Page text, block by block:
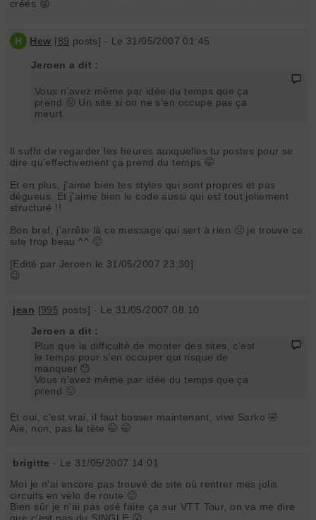
créés 😜
H Hew [89 posts] - Le 31/05/2007 01:45
Jeroen a dit :
Vous n'avez même par idée du temps que ça
prend 🤢 Un site si on ne s'en occupe pas ça
meurt.
Il suffit de regarder les heures auxquelles tu postes pour se
dire qu'effectivement ça prend du temps 🤭
Et en plus, j'aime bien tes styles qui sont propres et pas
dégueus. Et j'aime bien le code aussi qui est tout joliement
structuré !!
Bon bref, j'arrête là ce message qui sert à rien 🤢 je trouve ce
site trop beau ^^ 🙂
[Edité par Jeroen le 31/05/2007 23:30]
😉
jean [995 posts] - Le 31/05/2007 08:10
Jeroen a dit :
Plus que la difficulté de monter des sites, c'est
le temps pour s'en occuper qui risque de
manquer 😯
Vous n'avez même par idée du temps que ça
prend 🤢
Et oui, c'est vrai, il faut bosser maintenant, vive Sarko 🤣
Aie, non, pas la tête 🤭 🤭
brigitte - Le 31/05/2007 14:01
Moi je n'ai encore pas trouvé de site où rentrer mes jolis
circuits en vélo de route 🙁
Bien sûr je n'ai pas osé faire ça sur VTT Tour, on va me dire
que c'est pas du SINGLE 😮